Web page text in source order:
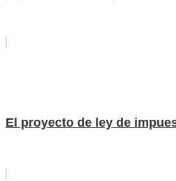
El proyecto de ley de